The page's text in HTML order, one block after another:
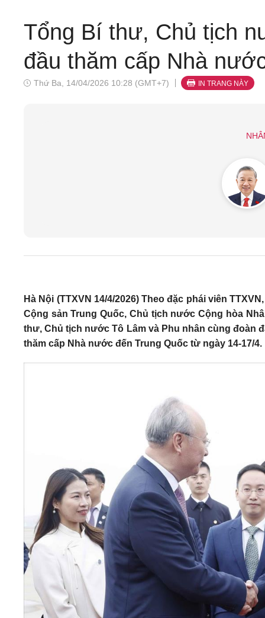
Tổng Bí thư, Chủ tịch
đầu thăm cấp Nhà
Thứ Ba, 14/04/2026 10:28 (GMT+7) IN TRANG NÀY
Hà Nội (TTXVN 14/4/2026) Theo đặc phái viên
Cộng sản Trung Quốc, Chủ tịch nước Cộng hòa
thư, Chủ tịch nước Tô Lâm và Phu nhân cùng đoàn
thăm cấp Nhà nước đến Trung Quốc từ ngày 14-17/4.